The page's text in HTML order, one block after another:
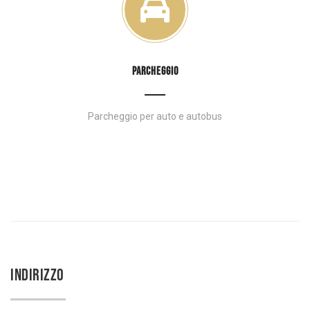
PARCHEGGIO
Parcheggio per auto e autobus
INDIRIZZO